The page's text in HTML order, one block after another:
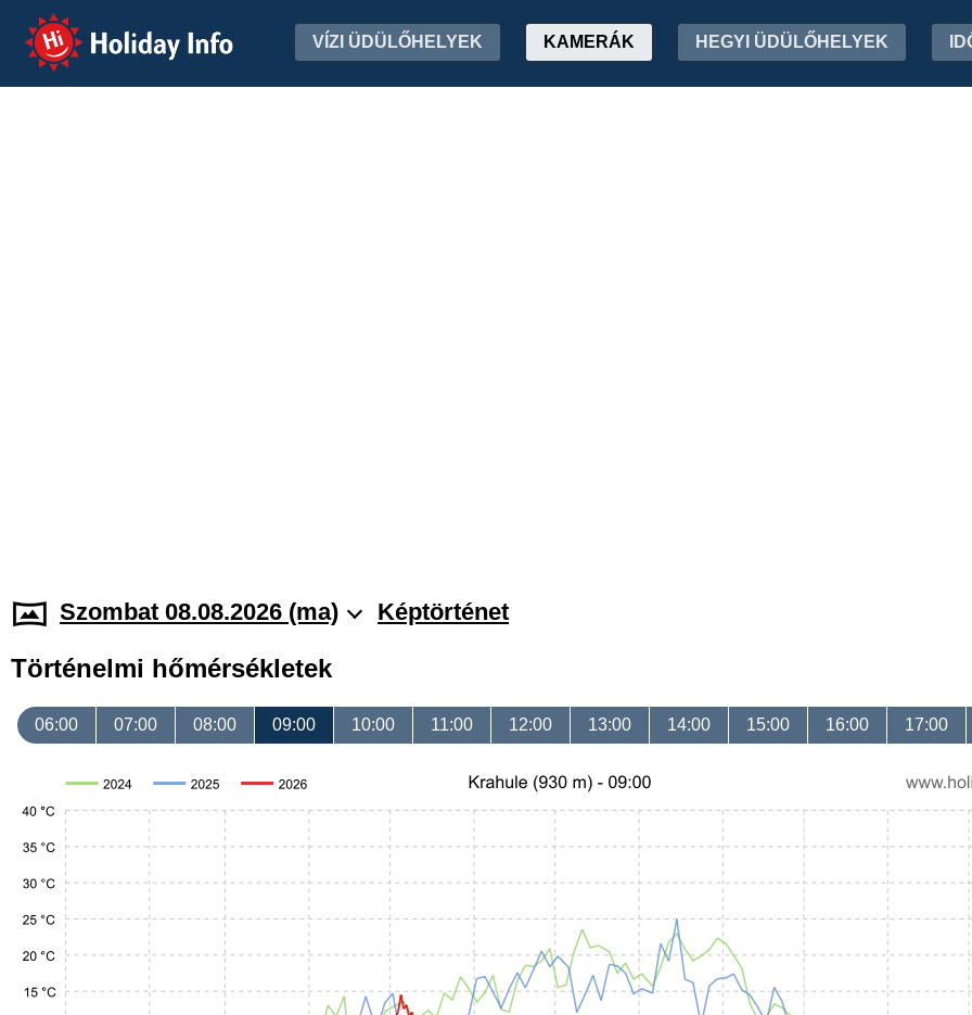
Holiday Info VÍZI ÜDÜLŐHELYEK KAMERÁK HEGYI ÜDÜLŐHELYEK
Szombat 08.08.2026 (ma) Képtörténet
Történelmi hőmérsékletek
06:00 07:00 08:00 09:00 10:00 11:00 12:00 13:00 14:00 15:00 16:00 17:00